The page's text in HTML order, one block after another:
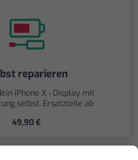
reparieren
iPhone X - Display mit
selbst. Ersatzteile ab
49,90 €